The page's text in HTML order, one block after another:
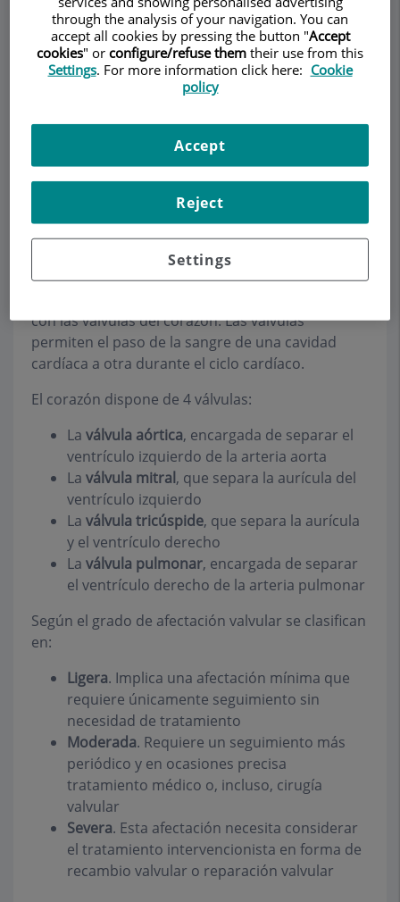
DescripciónServiciosEquipoContactoDatos de interés
Horario
Pedir cita
Valvulopatías
con las válvulas del corazón. Las válvulas
permiten el paso de la sangre de una cavidad
cardíaca a otra durante el ciclo cardíaco.
El corazón dispone de 4 válvulas:
La válvula aórtica, encargada de separar el
ventrículo izquierdo de la arteria aorta
La válvula mitral, que separa la aurícula del
ventrículo izquierdo
La válvula tricúspide, que separa la aurícula
y el ventrículo derecho
La válvula pulmonar, encargada de separar
el ventrículo derecho de la arteria pulmonar
Según el grado de afectación valvular se clasifican
en:
Ligera. Implica una afectación mínima que
requiere únicamente seguimiento sin
necesidad de tratamiento
Moderada. Requiere un seguimiento más
periódico y en ocasiones precisa
tratamiento médico o, incluso, cirugía
valvular
Severa. Esta afectación necesita considerar
el tratamiento intervencionista en forma de
recambio valvular o reparación valvular
through the analysis of your navigation. You can
accept all cookies by pressing the button "Accept
cookies" or configure/refuse them their use from this
Settings. For more information click here: Cookie
policy
Settings
Reject
Accept